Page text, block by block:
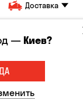
Доставка
Чипсы
—Киев?